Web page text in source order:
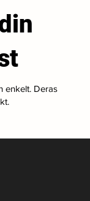
enkelt. Deras